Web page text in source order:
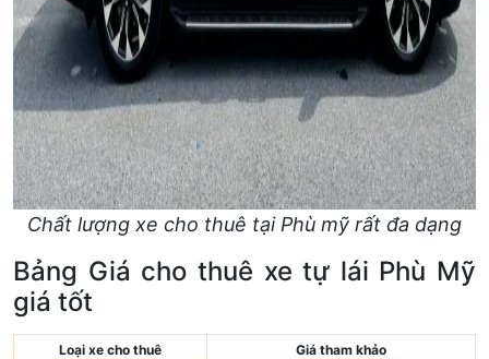
Chất lượng xe cho thuê tại Phù mỹ rất đa dạng
Bảng Giá cho thuê xe tự lái Phù Mỹ
giá tốt
Loại xe cho thuê
Giá tham khảo